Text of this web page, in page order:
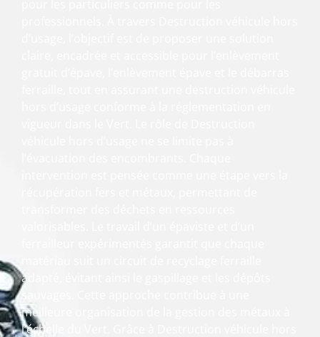
adapté, évitant ainsi le gaspillage et les dépôts
sauvages. Cette approche contribue à une
meilleure organisation de la gestion des métaux à
l’échelle du Vert. Grâce à Destruction véhicule hors